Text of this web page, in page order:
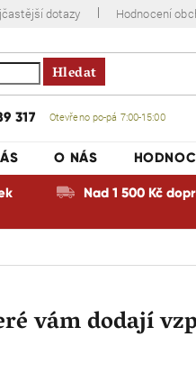
dotazy Hodnocení
Hledat
317 Otevřeno po-pá 7:00-15:00
O NÁS
Nad 1 500 Kč
vám dodají